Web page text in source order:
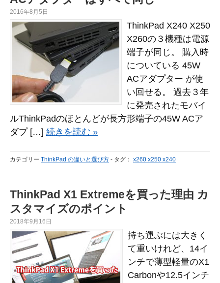
2016年8月5日
ThinkPad X240 X250
X260の３機種は電源
端子が同じ。 購入時
についている 45W
ACアダプター が使
い回せる。 過去３年
に発売されたモバイ
ルThinkPadのほとんどが長方形端子の45W ACア
ダプ […] 続きを読む »
カテゴリー ThinkPad の違いと選び方 - タグ： x260 x250 x240
ThinkPad X1 Extremeを買った理由 カ
スタマイズのポイント
2018年9月16日
持ち運ぶには大きく
て重いけれど、14イ
ンチで薄型軽量のX1
Carbonや12.5インチ